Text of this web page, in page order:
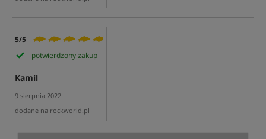
5/5
potwierdzony zakup
Kamil
9 sierpnia 2022
dodane na rockworld.pl